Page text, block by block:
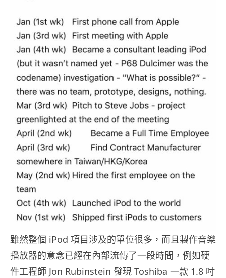
雖然整個 iPod 項目涉及的單位很多，而且製作音樂
播放器的意念已經在內部流傳了一段時間，例如硬
件工程師 Jon Rubinstein 發現 Toshiba 一款 1.8 吋